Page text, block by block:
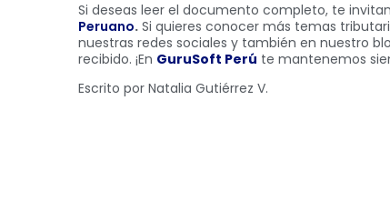
Si deseas leer el documento completo, te
Peruano. Si quieres conocer más temas
nuestras redes sociales y también en nuestro
recibido. ¡En GuruSoft Perú te mantenemos
Escrito por Natalia Gutiérrez V.